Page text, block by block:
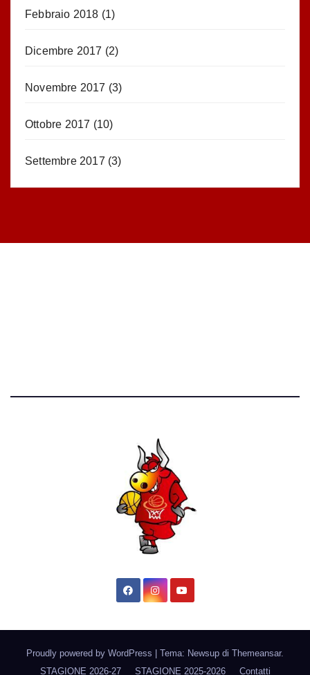
Febbraio 2018 (1)
Dicembre 2017 (2)
Novembre 2017 (3)
Ottobre 2017 (10)
Settembre 2017 (3)
Proudly powered by WordPress Tema: Newsup di Themeansar.
STAGIONE 2026-27
STAGIONE 2025-2026 Contatti